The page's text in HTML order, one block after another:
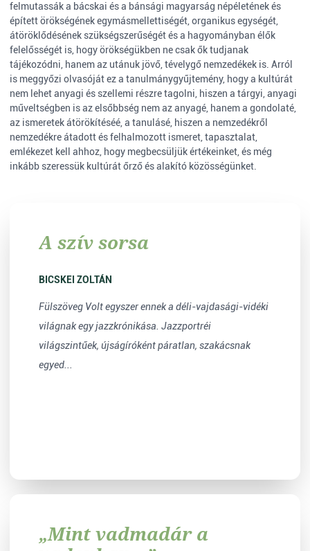
felmutassák a bácskai és a bánsági magyarság népéletének és
épített örökségének egymásmellettiségét, organikus egységét,
átöröklődésének szükségszerűségét és a hagyományban élők
felelősségét is, hogy örökségükben ne csak ők tudjanak
tájékozódni, hanem az utánuk jövő, tévelygő nemzedékek is. Arról
is meggyőzi olvasóját ez a tanulmánygyűjtemény, hogy a kultúrát
nem lehet anyagi és szellemi részre tagolni, hiszen a tárgyi, anyagi
műveltségben is az elsőbbség nem az anyagé, hanem a gondolaté,
az ismeretek átörökítéséé, a tanulásé, hiszen a nemzedékről
nemzedékre átadott és felhalmozott ismeret, tapasztalat,
emlékezet kell ahhoz, hogy megbecsüljük értékeinket, és még
inkább szeressük kultúrát őrző és alakító közösségünket.
A szív sorsa
BICSKEI ZOLTÁN
Fülszöveg Volt egyszer ennek a déli-vajdasági-vidéki
világnak egy jazzkrónikása. Jazzportréi
világszintűek, újságíróként páratlan, szakácsnak
egyed...
„Mint vadmadár a